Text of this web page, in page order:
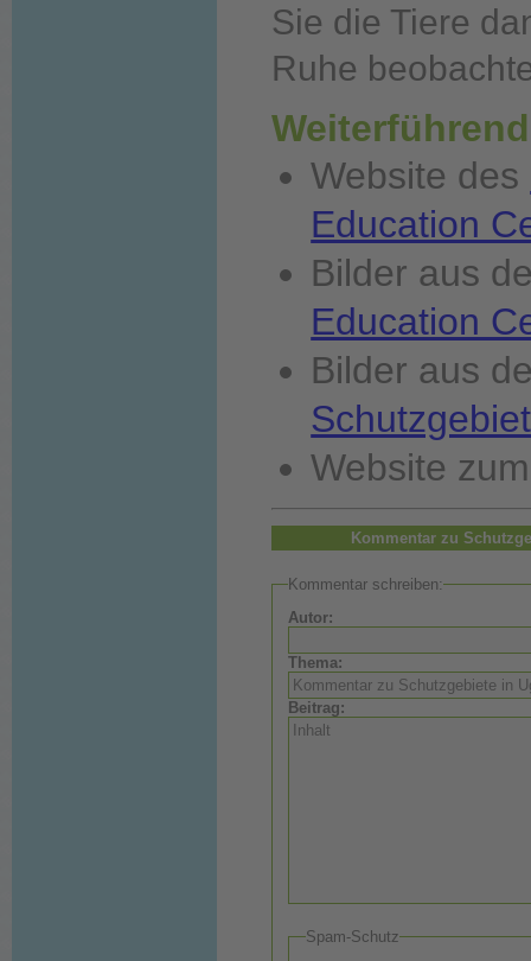
Sie die Tiere
Ruhe
Website des
Education
Bilder aus
Education
Bilder aus
Schutzgebiet
Website
Kommentar zu
Kommentar schreiben:
Autor:
Thema:
Beitrag:
Spam-Schutz